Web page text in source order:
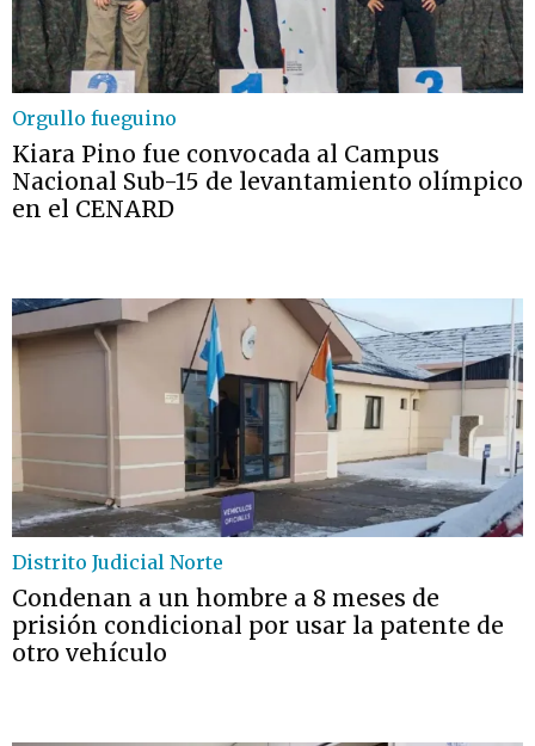
Orgullo fueguino
Kiara Pino fue convocada al Campus
Nacional Sub-15 de levantamiento olímpico
en el CENARD
Distrito Judicial Norte
Condenan a un hombre a 8 meses de
prisión condicional por usar la patente de
otro vehículo